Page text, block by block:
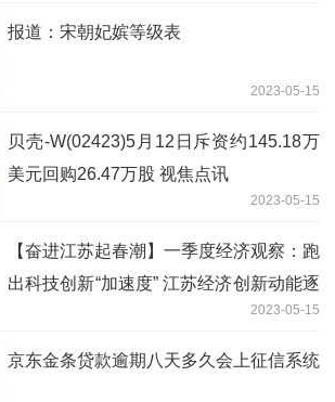
报道：宋朝妃嫔等级表
2023-05-15
贝壳-W(02423)5月12日斥资约145.18万
美元回购26.47万股 视焦点讯
2023-05-15
【奋进江苏起春潮】一季度经济观察：跑
出科技创新“加速度” 江苏经济创新动能逐
2023-05-15
京东金条贷款逾期八天多久会上征信系统